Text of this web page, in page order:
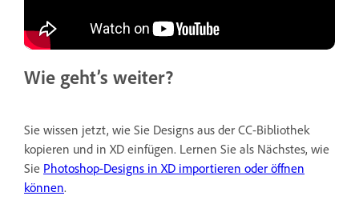
Wie geht’s weiter?
Sie wissen jetzt, wie Sie Designs aus der CC-Bibliothek
kopieren und in XD einfügen. Lernen Sie als Nächstes, wie
Sie Photoshop-Designs in XD importieren oder öffnen
können.